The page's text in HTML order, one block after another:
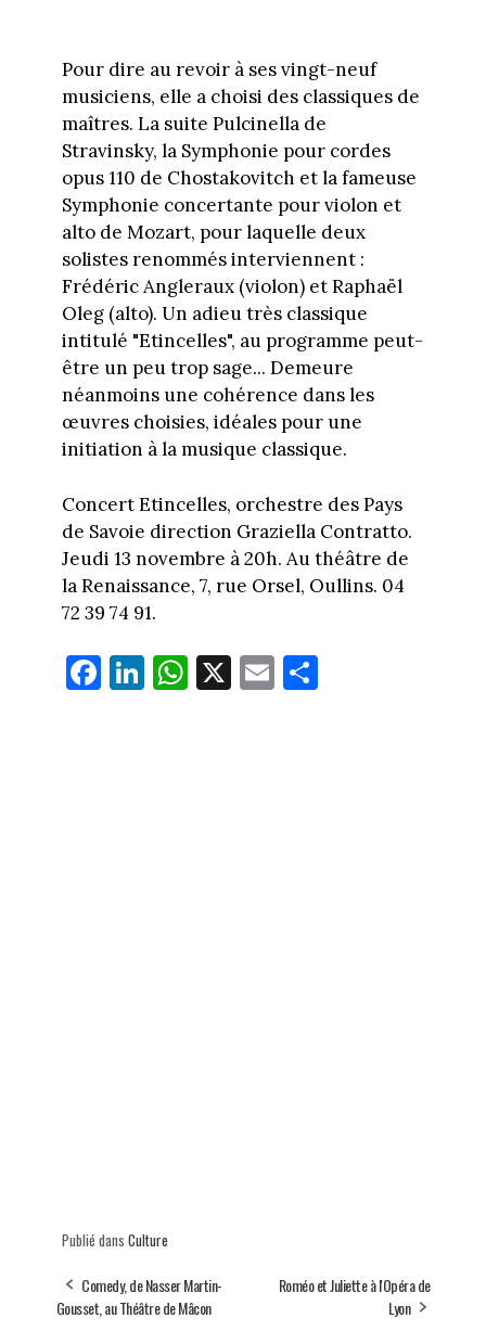
Pour dire au revoir à ses vingt-neuf
musiciens, elle a choisi des classiques de
maîtres. La suite Pulcinella de
Stravinsky, la Symphonie pour cordes
opus 110 de Chostakovitch et la fameuse
Symphonie concertante pour violon et
alto de Mozart, pour laquelle deux
solistes renommés interviennent :
Frédéric Angleraux (violon) et Raphaël
Oleg (alto). Un adieu très classique
intitulé "Etincelles", au programme peut-
être un peu trop sage... Demeure
néanmoins une cohérence dans les
œuvres choisies, idéales pour une
initiation à la musique classique.
Concert Etincelles, orchestre des Pays
de Savoie direction Graziella Contratto.
Jeudi 13 novembre à 20h. Au théâtre de
la Renaissance, 7, rue Orsel, Oullins. 04
72 39 74 91.
Fa
ce
Li
nk
W
ha
X E
m
Pa
rt
Publié dans Culture
Comedy, de Nasser Martin-
Gousset, au Théâtre de Mâcon
Roméo et Juliette à l'Opéra de
Lyon